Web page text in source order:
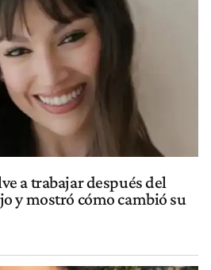
a trabajar después del
y mostró cómo cambió su